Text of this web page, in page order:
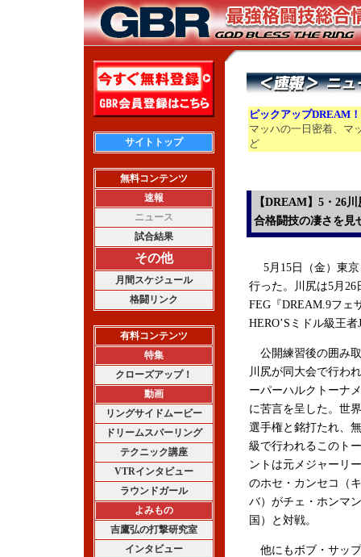
サイトトップ
無料コンテンツ
速報
ニュース
試合結果
その他
月間スケジュール
格闘リンク
有料コンテンツ
特集
クローズアップ！
動画
リングサイドムービー
ドリームスパーリング
テクニック講座
VTRインタビュー
ラウンドガール
よみもの
吉鷹弘の打撃研究室
インタビュー
ピックアップDREAM
マッハの一日密着、マ
ど
【DREAM】5・26
合格闘技の凄さを見
5月15日（金）東京
行った。川尻は5月
FEG『DREAM.9フェ
HERO’Sミドル級王
公開練習後の囲み
川尻が同大会で行わ
ーパーハルクトーナ
に苦言を呈した。世
選手権と銘打たれ、
級で行われるこのト
ントは元メジャーリ
のホセ・カンセコ（
バ）がチェ・ホンマ
国）と対戦。
他にもボブ・サッ